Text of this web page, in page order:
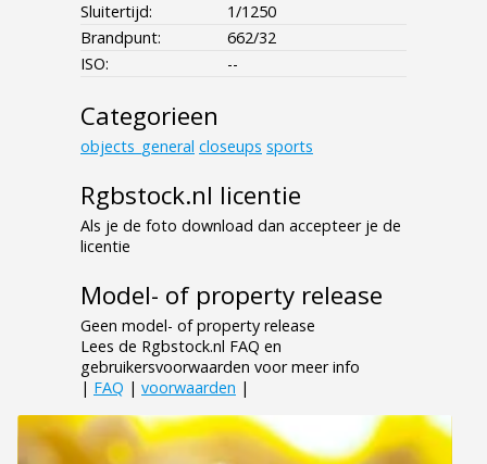
Sluitertijd:
1/1250
Brandpunt:
662/32
ISO:
--
Categorieen
objects_general closeups sports
Rgbstock.nl licentie
Als je de foto download dan accepteer je de
licentie
Model- of property release
Geen model- of property release
Lees de Rgbstock.nl FAQ en
gebruikersvoorwaarden voor meer info
| FAQ | voorwaarden |